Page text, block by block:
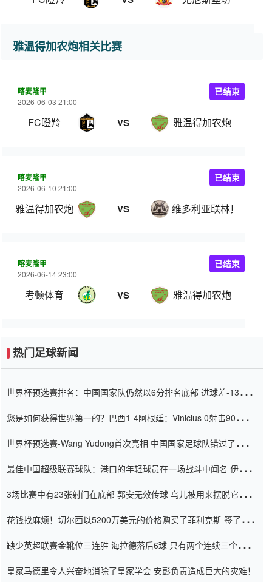
雅温得加农炮相关比赛
喀麦隆甲
2026-06-03 21:00
FC瞪羚 VS 雅温得加农炮
已结束
喀麦隆甲
2026-06-10 21:00
雅温得加农炮 VS 维多利亚联林贝
已结束
喀麦隆甲
2026-06-14 23:00
考顿体育 VS 雅温得加农炮
已结束
热门足球新闻
世界杯预选赛排名：中国国家队仍然以6分排名底部 进球差-13令人
您是如何获得世界第一的？巴西1-4阿根廷：Vinicius 0射击90分钟
世界杯预选赛-Wang Yudong首次亮相 中国国家足球队错过了世界
最佳中国超级联赛球队：港口的年轻球员在一场战斗中闻名 伊万放
3场比赛中有23张射门在底部 郭安无效传球 鸟儿被用来摆脱它
花钱找麻烦！切尔西以5200万美元的价格购买了菲利克斯 签了7年
缺少英超联赛金靴位三连胜 海拉德落后6球 只有两个连续三个连续
皇家马德里令人兴奋地消除了皇家学会 安彭负责造成巨大的灾难！